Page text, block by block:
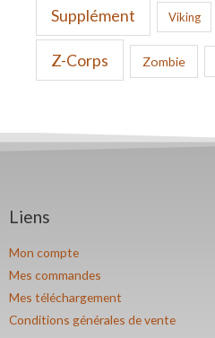
Supplément Viking
Z-Corps Zombie
Liens
Mon compte
Mes commandes
Mes téléchargement
Conditions générales de vente